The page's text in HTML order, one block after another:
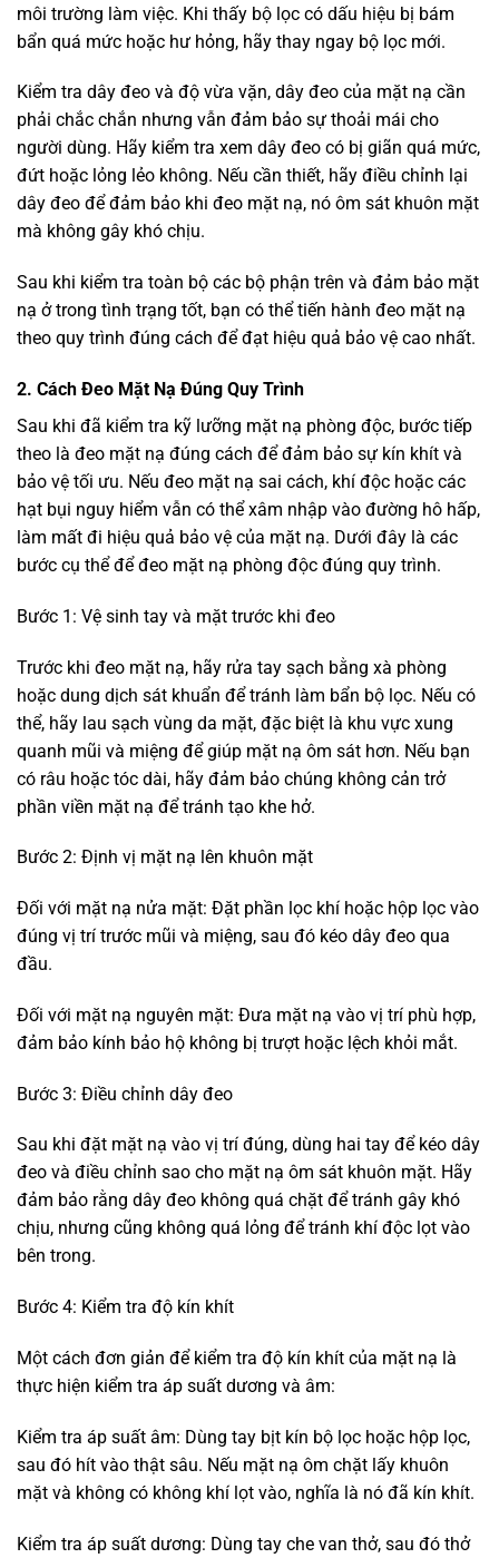
môi trường làm việc. Khi thấy bộ lọc có dấu hiệu bị bám
bẩn quá mức hoặc hư hỏng, hãy thay ngay bộ lọc mới.
Kiểm tra dây đeo và độ vừa vặn, dây đeo của mặt nạ cần
phải chắc chắn nhưng vẫn đảm bảo sự thoải mái cho
người dùng. Hãy kiểm tra xem dây đeo có bị giãn quá mức,
đứt hoặc lỏng lẻo không. Nếu cần thiết, hãy điều chỉnh lại
dây đeo để đảm bảo khi đeo mặt nạ, nó ôm sát khuôn mặt
mà không gây khó chịu.
Sau khi kiểm tra toàn bộ các bộ phận trên và đảm bảo mặt
nạ ở trong tình trạng tốt, bạn có thể tiến hành đeo mặt nạ
theo quy trình đúng cách để đạt hiệu quả bảo vệ cao nhất.
2. Cách Đeo Mặt Nạ Đúng Quy Trình
Sau khi đã kiểm tra kỹ lưỡng mặt nạ phòng độc, bước tiếp
theo là đeo mặt nạ đúng cách để đảm bảo sự kín khít và
bảo vệ tối ưu. Nếu đeo mặt nạ sai cách, khí độc hoặc các
hạt bụi nguy hiểm vẫn có thể xâm nhập vào đường hô hấp,
làm mất đi hiệu quả bảo vệ của mặt nạ. Dưới đây là các
bước cụ thể để đeo mặt nạ phòng độc đúng quy trình.
Bước 1: Vệ sinh tay và mặt trước khi đeo
Trước khi đeo mặt nạ, hãy rửa tay sạch bằng xà phòng
hoặc dung dịch sát khuẩn để tránh làm bẩn bộ lọc. Nếu có
thể, hãy lau sạch vùng da mặt, đặc biệt là khu vực xung
quanh mũi và miệng để giúp mặt nạ ôm sát hơn. Nếu bạn
có râu hoặc tóc dài, hãy đảm bảo chúng không cản trở
phần viền mặt nạ để tránh tạo khe hở.
Bước 2: Định vị mặt nạ lên khuôn mặt
Đối với mặt nạ nửa mặt: Đặt phần lọc khí hoặc hộp lọc vào
đúng vị trí trước mũi và miệng, sau đó kéo dây đeo qua
đầu.
Đối với mặt nạ nguyên mặt: Đưa mặt nạ vào vị trí phù hợp,
đảm bảo kính bảo hộ không bị trượt hoặc lệch khỏi mắt.
Bước 3: Điều chỉnh dây đeo
Sau khi đặt mặt nạ vào vị trí đúng, dùng hai tay để kéo dây
đeo và điều chỉnh sao cho mặt nạ ôm sát khuôn mặt. Hãy
đảm bảo rằng dây đeo không quá chặt để tránh gây khó
chịu, nhưng cũng không quá lỏng để tránh khí độc lọt vào
bên trong.
Bước 4: Kiểm tra độ kín khít
Một cách đơn giản để kiểm tra độ kín khít của mặt nạ là
thực hiện kiểm tra áp suất dương và âm:
Kiểm tra áp suất âm: Dùng tay bịt kín bộ lọc hoặc hộp lọc,
sau đó hít vào thật sâu. Nếu mặt nạ ôm chặt lấy khuôn
mặt và không có không khí lọt vào, nghĩa là nó đã kín khít.
Kiểm tra áp suất dương: Dùng tay che van thở, sau đó thở